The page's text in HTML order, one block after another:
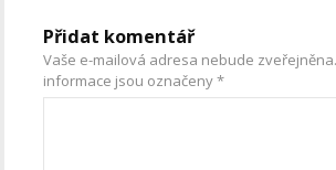
Přidat komentář
Vaše e-mailová adresa nebude zveřejněna.
informace jsou označeny*